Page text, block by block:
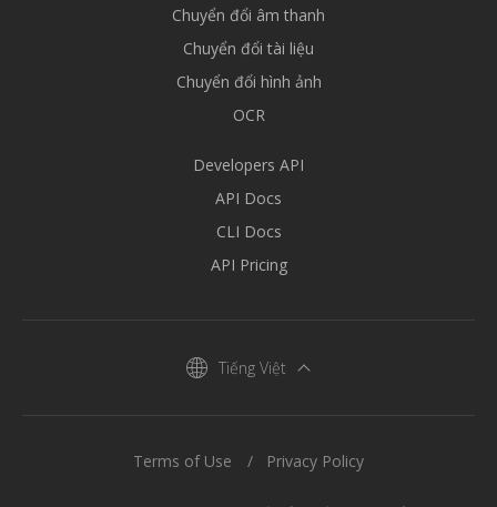
Chuyển đổi âm thanh
Chuyển đổi tài liệu
Chuyển đổi hình ảnh
OCR
Developers API
API Docs
CLI Docs
API Pricing
Tiếng Việt
Terms of Use Privacy Policy